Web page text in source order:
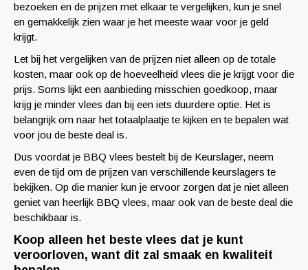
bezoeken en de prijzen met elkaar te vergelijken, kun je snel
en gemakkelijk zien waar je het meeste waar voor je geld
krijgt.
Let bij het vergelijken van de prijzen niet alleen op de totale
kosten, maar ook op de hoeveelheid vlees die je krijgt voor die
prijs. Soms lijkt een aanbieding misschien goedkoop, maar
krijg je minder vlees dan bij een iets duurdere optie. Het is
belangrijk om naar het totaalplaatje te kijken en te bepalen wat
voor jou de beste deal is.
Dus voordat je BBQ vlees bestelt bij de Keurslager, neem
even de tijd om de prijzen van verschillende keurslagers te
bekijken. Op die manier kun je ervoor zorgen dat je niet alleen
geniet van heerlijk BBQ vlees, maar ook van de beste deal die
beschikbaar is.
Koop alleen het beste vlees dat je kunt
veroorloven, want dit zal smaak en kwaliteit